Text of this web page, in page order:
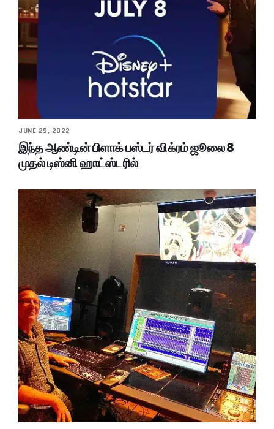
JUNE 29, 2022
இந்த ஆண்டின் பிளாக் பஸ்டர் விக்ரம் ஜூலை 8
முதல் டிஸ்னி ஹாட்ஸ்டரில்